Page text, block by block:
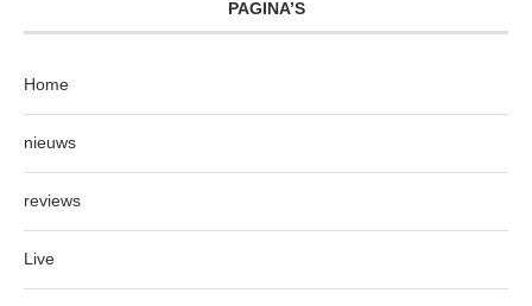
PAGINA’S
Home
nieuws
reviews
Live